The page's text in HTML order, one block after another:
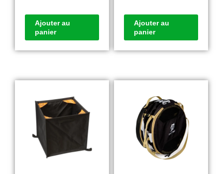
Ajouter au
panier
Ajouter au
panier